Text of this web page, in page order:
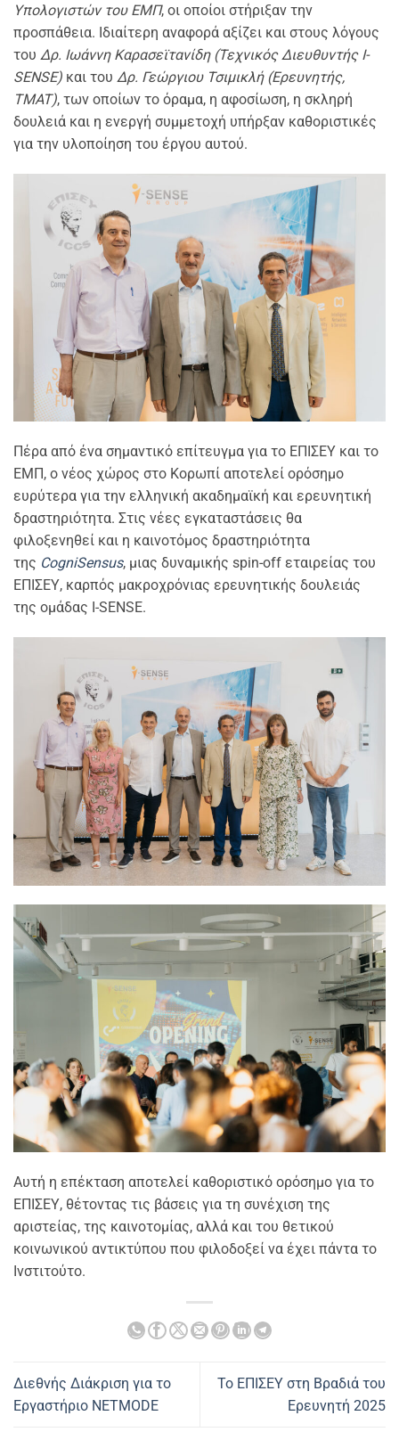
Υπολογιστών του ΕΜΠ, οι οποίοι στήριξαν την
προσπάθεια. Ιδιαίτερη αναφορά αξίζει και στους λόγους
του Δρ. Ιωάννη Καρασεϊτανίδη (Τεχνικός Διευθυντής I-
SENSE) και του Δρ. Γεώργιου Τσιμικλή (Ερευνητής,
TMAT), των οποίων το όραμα, η αφοσίωση, η σκληρή
δουλειά και η ενεργή συμμετοχή υπήρξαν καθοριστικές
για την υλοποίηση του έργου αυτού.
Πέρα από ένα σημαντικό επίτευγμα για το ΕΠΙΣΕΥ και το
ΕΜΠ, ο νέος χώρος στο Κορωπί αποτελεί ορόσημο
ευρύτερα για την ελληνική ακαδημαϊκή και ερευνητική
δραστηριότητα. Στις νέες εγκαταστάσεις θα
φιλοξενηθεί και η καινοτόμος δραστηριότητα
της CogniSensus, μιας δυναμικής spin-off εταιρείας του
ΕΠΙΣΕΥ, καρπός μακροχρόνιας ερευνητικής δουλειάς
της ομάδας I-SENSE.
Αυτή η επέκταση αποτελεί καθοριστικό ορόσημο για το
ΕΠΙΣΕΥ, θέτοντας τις βάσεις για τη συνέχιση της
αριστείας, της καινοτομίας, αλλά και του θετικού
κοινωνικού αντικτύπου που φιλοδοξεί να έχει πάντα το
Ινστιτούτο.
Διεθνής Διάκριση για το
Εργαστήριο NETMODE
Το ΕΠΙΣΕΥ στη Βραδιά του
Ερευνητή 2025